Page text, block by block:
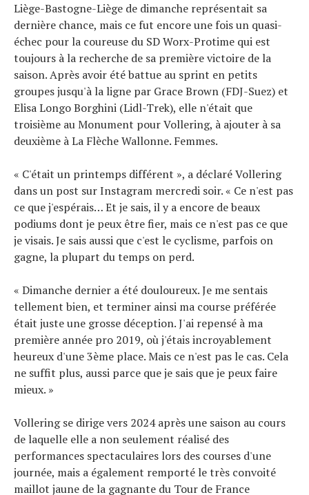
Liège-Bastogne-Liège de dimanche représentait sa
dernière chance, mais ce fut encore une fois un quasi-
échec pour la coureuse du SD Worx-Protime qui est
toujours à la recherche de sa première victoire de la
saison. Après avoir été battue au sprint en petits
groupes jusqu'à la ligne par Grace Brown (FDJ-Suez) et
Elisa Longo Borghini (Lidl-Trek), elle n'était que
troisième au Monument pour Vollering, à ajouter à sa
deuxième à La Flèche Wallonne. Femmes.
« C'était un printemps différent », a déclaré Vollering
dans un post sur Instagram mercredi soir. « Ce n'est pas
ce que j'espérais… Et je sais, il y a encore de beaux
podiums dont je peux être fier, mais ce n'est pas ce que
je visais. Je sais aussi que c'est le cyclisme, parfois on
gagne, la plupart du temps on perd.
« Dimanche dernier a été douloureux. Je me sentais
tellement bien, et terminer ainsi ma course préférée
était juste une grosse déception. J'ai repensé à ma
première année pro 2019, où j'étais incroyablement
heureux d'une 3ème place. Mais ce n'est pas le cas. Cela
ne suffit plus, aussi parce que je sais que je peux faire
mieux. »
Vollering se dirige vers 2024 après une saison au cours
de laquelle elle a non seulement réalisé des
performances spectaculaires lors des courses d'une
journée, mais a également remporté le très convoité
maillot jaune de la gagnante du Tour de France